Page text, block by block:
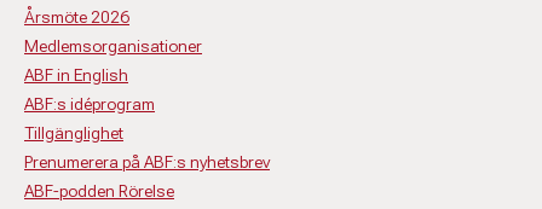
Årsmöte 2026
Medlemsorganisationer
ABF in English
ABF:s idéprogram
Tillgänglighet
Prenumerera på ABF:s nyhetsbrev
ABF-podden Rörelse